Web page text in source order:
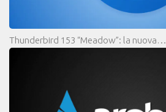
Thunderbird 153 “Meadow”: la nuova…